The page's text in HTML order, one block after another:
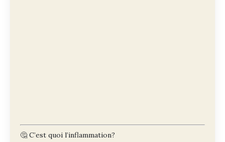
🤔 C’est quoi l’inflammation?